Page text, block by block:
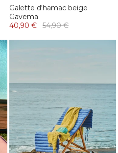
Galette d'hamac beige
Gavema
40,90 €
54,90 €